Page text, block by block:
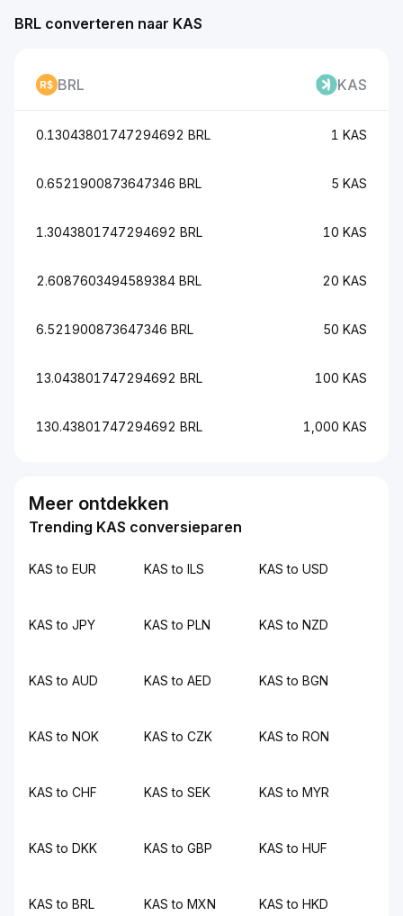
BRL converteren naar KAS
BRL KAS
0.13043801747294692 BRL 1 KAS
0.6521900873647346 BRL 5 KAS
1.3043801747294692 BRL 10 KAS
2.6087603494589384 BRL 20 KAS
6.521900873647346 BRL 50 KAS
13.043801747294692 BRL 100 KAS
130.43801747294692 BRL 1,000 KAS
Meer ontdekken
Trending KAS conversieparen
KAS to EUR KAS to ILS KAS to USD
KAS to JPY KAS to PLN KAS to NZD
KAS to AUD KAS to AED KAS to BGN
KAS to NOK KAS to CZK KAS to RON
KAS to CHF KAS to SEK KAS to MYR
KAS to DKK KAS to GBP KAS to HUF
KAS to BRL KAS to MXN KAS to HKD